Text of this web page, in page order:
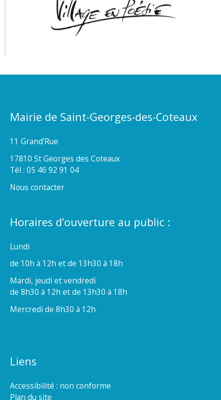
Mairie de Saint-Georges-des-Coteaux
11 Grand’Rue
17810 St Georges des Coteaux
Tél : 05 46 92 91 04
Nous contacter
Horaires d’ouverture au public :
Lundi
de 10h à 12h et de 13h30 à 18h
Mardi, jeudi et vendredi
de 8h30 à 12h et de 13h30 à 18h
Mercredi de 8h30 à 12h
Liens
Accessibilité : non conforme
Plan du site